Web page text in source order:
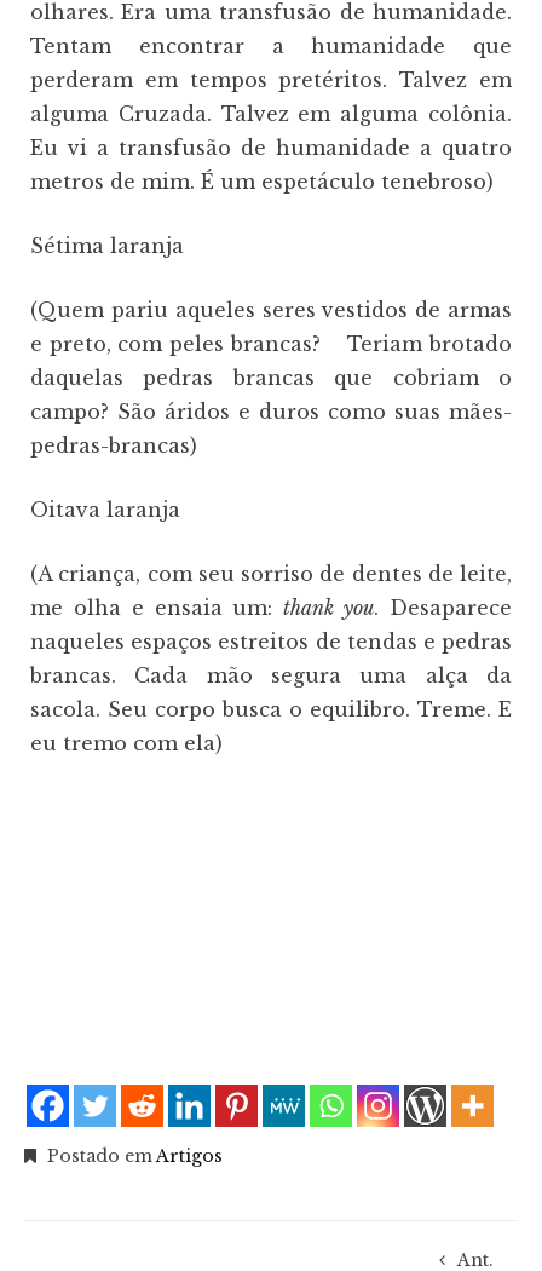
olhares. Era uma transfusão de humanidade.
Tentam encontrar a humanidade que
perderam em tempos pretéritos. Talvez em
alguma Cruzada. Talvez em alguma colônia.
Eu vi a transfusão de humanidade a quatro
metros de mim. É um espetáculo tenebroso)
Sétima laranja
(Quem pariu aqueles seres vestidos de armas
e preto, com peles brancas? Teriam brotado
daquelas pedras brancas que cobriam o
campo? São áridos e duros como suas mães-
pedras-brancas)
Oitava laranja
(A criança, com seu sorriso de dentes de leite,
me olha e ensaia um:thank you. Desaparece
naqueles espaços estreitos de tendas e pedras
brancas. Cada mão segura uma alça da
sacola. Seu corpo busca o equilibro. Treme. E
eu tremo com ela)
Postado emArtigos
Ant.